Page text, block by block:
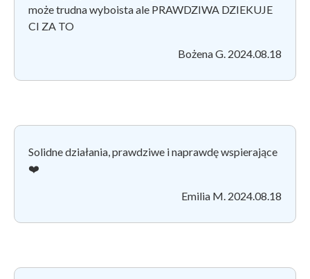
może trudna wyboista ale PRAWDZIWA DZIEKUJE
CI ZA TO
Bożena G. 2024.08.18
Solidne działania, prawdziwe i naprawdę wspierające
❤️
Emilia M. 2024.08.18